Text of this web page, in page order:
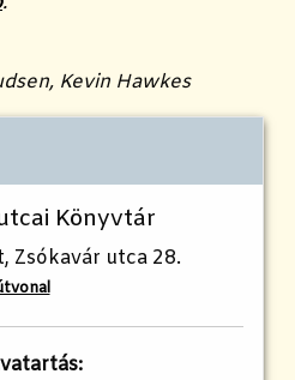
Kevin Hawkes
Könyvtár
Zsókavár utca 28.